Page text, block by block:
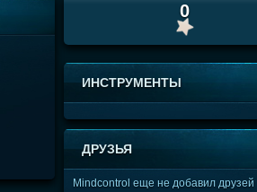
0
ИНСТРУМЕНТЫ
ДРУЗЬЯ
Mindcontrol еще не добавил друзей